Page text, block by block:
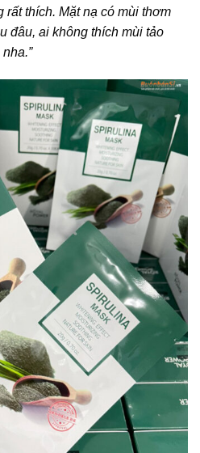
rất thích. Mặt nạ có mùi thơm
đâu, ai không thích mùi tảo